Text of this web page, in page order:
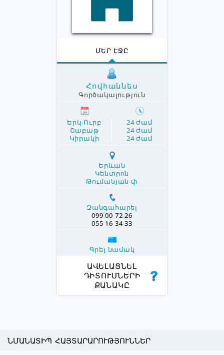
ՄԵՐ ԷՋԸ
Հովհաննես
Գործակալություն
Երկ-Ուրբ
Շաբաթ
Կիրակի
24 ժամ
24 ժամ
24 ժամ
Երևան
Կենտրոն
Թումանյան փ
Զանգահարել
099 00 72 26
055 16 34 33
Գրել նամակ
ԱՎԵԼԱՑՆԵԼ
ԴԻՏՈՒՄՆԵՐԻ
ՔԱՆԱԿԸ
ՆՄԱՆԱՏԻՊ ՀԱՅՏԱՐԱՐՈՒԹՅՈՒՆՆԵՐ